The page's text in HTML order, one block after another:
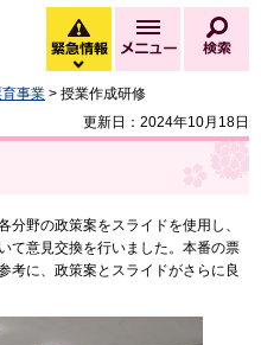
緊急情報
緊急情報を開く
メニュー
事業 > 授業作成研修
更新日：2024年10月18日
野の政策案をスライドを使用し、
て意見交換を行いました。本番の票
考に、政策案とスライドがさらに良